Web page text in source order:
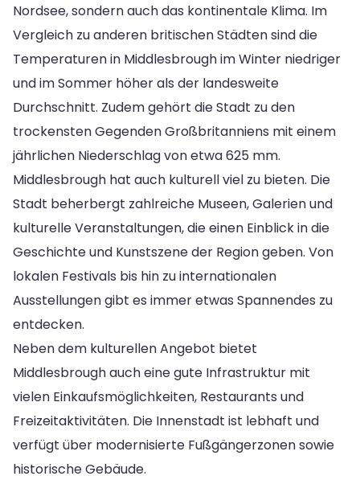
Nordsee, sondern auch das kontinentale Klima. Im
Vergleich zu anderen britischen Städten sind die
Temperaturen in Middlesbrough im Winter niedriger
und im Sommer höher als der landesweite
Durchschnitt. Zudem gehört die Stadt zu den
trockensten Gegenden Großbritanniens mit einem
jährlichen Niederschlag von etwa 625 mm.
Middlesbrough hat auch kulturell viel zu bieten. Die
Stadt beherbergt zahlreiche Museen, Galerien und
kulturelle Veranstaltungen, die einen Einblick in die
Geschichte und Kunstszene der Region geben. Von
lokalen Festivals bis hin zu internationalen
Ausstellungen gibt es immer etwas Spannendes zu
entdecken.
Neben dem kulturellen Angebot bietet
Middlesbrough auch eine gute Infrastruktur mit
vielen Einkaufsmöglichkeiten, Restaurants und
Freizeitaktivitäten. Die Innenstadt ist lebhaft und
verfügt über modernisierte Fußgängerzonen sowie
historische Gebäude.